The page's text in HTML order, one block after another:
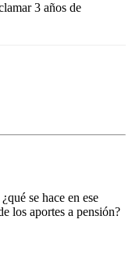
3 años de
se hace en ese
los aportes a pensión?